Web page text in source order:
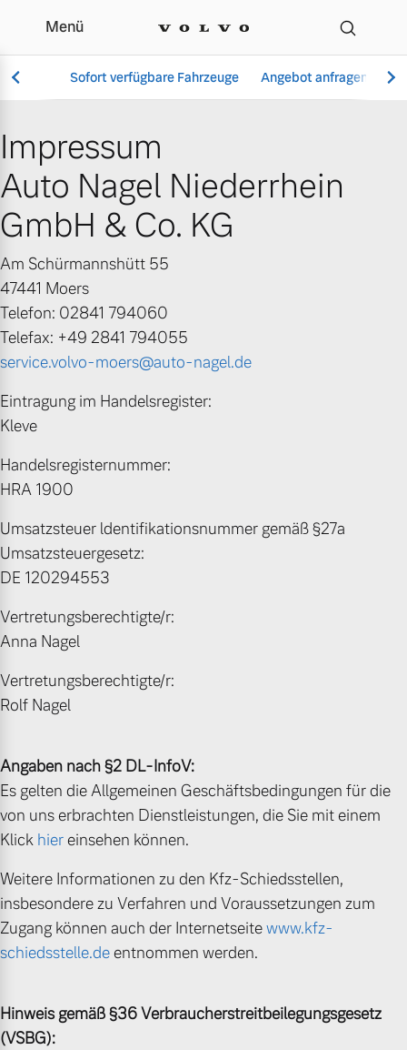
Impressum | Auto
Menü
Sofort verfügbare Fahrzeuge Angebot anfragen
Vollelektrisch
6 Modelle
Plug-in Hybrid
3 Modelle
Mild-Hybrid
4 Modelle
Geschäftskunden
Editionsmodelle
Konnektivität
Angebot anfragen
Fahrzeug konfigurieren
Sofort verfügbare Fahrzeuge
Volvo Selekt
Aktuelle Angebote
Geschäftskunden
Gebrauchtwagen
Volvo kauft Ihr Auto
Zubehörkatalog
Aktuelle Serviceangebote
Service by Volvo
Sie erhalten bei uns eine
Vielzahl von Original
Volvo Winter- und
Sommer Kompletträder.
Bitte sprechen Sie uns
Über uns
Unser Team
Unsere News & Events
Impressum
Auto Nagel Niederrhein
GmbH & Co. KG
Am Schürmannshütt 55
47441 Moers
Telefon: 02841 794060
Telefax: +49 2841 794055
service.volvo-moers@auto-nagel.de
Eintragung im Handelsregister:
Kleve
Handelsregisternummer:
HRA 1900
Umsatzsteuer ldentifikationsnummer gemäß §27a
Umsatzsteuergesetz:
DE 120294553
Vertretungsberechtigte/r:
Anna Nagel
Vertretungsberechtigte/r:
Rolf Nagel
Angaben nach §2 DL-InfoV:
Es gelten die Allgemeinen Geschäftsbedingungen für die
von uns erbrachten Dienstleistungen, die Sie mit einem
Klick hiereinsehen können.
Weitere Informationen zu den Kfz-Schiedsstellen,
insbesondere zu Verfahren und Voraussetzungen zum
Zugang können auch der Internetseitewww.kfz-
schiedsstelle.deentnommen werden.
Hinweis gemäß §36 Verbraucherstreitbeilegungsgesetz
(VSBG):